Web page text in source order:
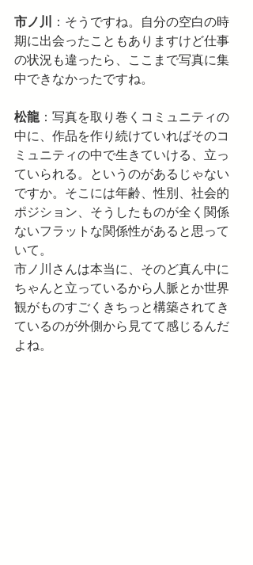
市ノ川
：そうですね。自分の空白の時
期に出会ったこともありますけど仕事
の状況も違ったら、ここまで写真に集
中できなかったですね。
松龍：写真を取り巻くコミュニティの
中に、作品を作り続けていればそのコ
ミュニティの中で生きていける、立っ
ていられる。というのがあるじゃない
ですか。そこには年齢、性別、社会的
ポジション、そうしたものが全く関係
ないフラットな関係性があると思って
いて。
市ノ川さんは本当に、そのど真ん中に
ちゃんと立っているから人脈とか世界
観がものすごくきちっと構築されてき
ているのが外側から見てて感じるんだ
よね。